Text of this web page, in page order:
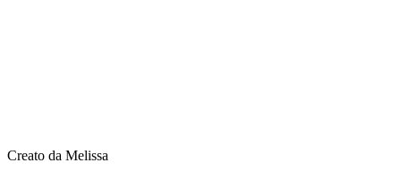
Creato da Melissa